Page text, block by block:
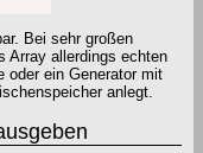
Bei sehr großen
Array allerdings echten
oder ein Generator mit
anlegt.